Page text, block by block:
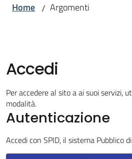
Amministrazione
Servizi
Vivere
Fontanelice
Home / Argomenti
Accedi
Per accedere al sito a ai suoi servizi,
modalità.
Autenticazione
Accedi con SPID, il sistema Pubblico